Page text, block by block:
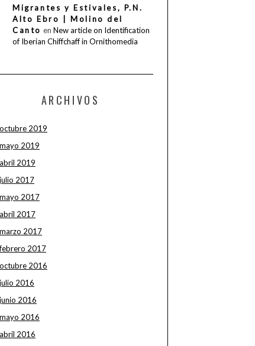
Migrantes y Estivales, P.N.
Alto Ebro | Molino del
Canto en New article on Identification
of Iberian Chiffchaff in Ornithomedia
ARCHIVOS
octubre 2019
mayo 2019
abril 2019
julio 2017
mayo 2017
abril 2017
marzo 2017
febrero 2017
octubre 2016
julio 2016
junio 2016
mayo 2016
abril 2016